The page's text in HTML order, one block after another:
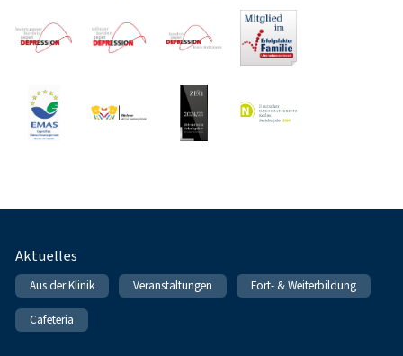
Fußnavigation
Aktuelles
Aus der Klinik Veranstaltungen Fort- & Weiterbildung
Cafeteria